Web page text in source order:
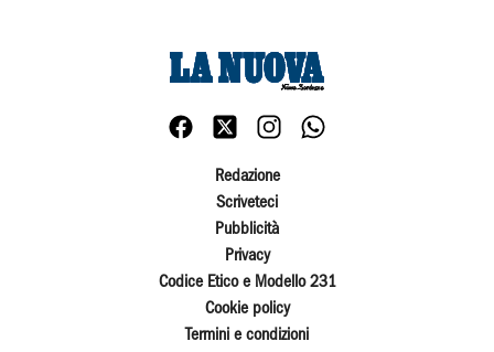
Redazione
Scriveteci
Pubblicità
Privacy
Codice Etico e Modello 231
Cookie policy
Termini e condizioni